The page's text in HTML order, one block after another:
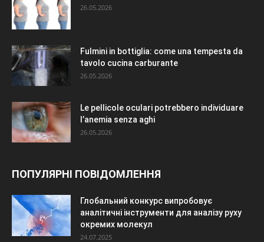
26.05.2026
Fulmini in bottiglia: come una tempesta da
tavolo cucina carburante
26.05.2026
Le pellicole oculari potrebbero individuare
l’anemia senza aghi
26.05.2026
ПОПУЛЯРНІ ПОВІДОМЛЕННЯ
Глобальний конкурс випробовує
аналітичні інструменти для аналізу руху
окремих молекул
24.07.2025